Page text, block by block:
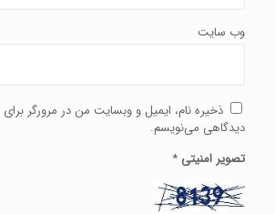
وب‌ سایت
ذخیره نام، ایمیل و وبسایت من در مرورگر برای
دیدگاهی می‌نویسم.
تصویر امنیتی *